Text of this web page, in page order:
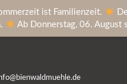
ist Familienzeit.
Ab Donnerstag, 06. August